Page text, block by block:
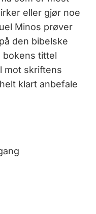
eller gjør noe
Minos prøver
den bibelske
bokens tittel
mot skriftens
klart anbefale